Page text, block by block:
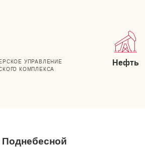
УПРАВЛЕНИЕ
КОМПЛЕКСА
Нефть